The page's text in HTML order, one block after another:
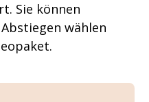
Sie können
wählen